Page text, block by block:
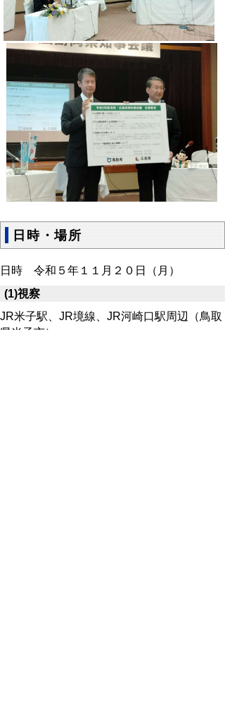
日時・場所
日時 令和５年１１月２０日（月）
(1)視察
JR米子駅、JR境線、JR河崎口駅周辺（鳥取
県米子市）